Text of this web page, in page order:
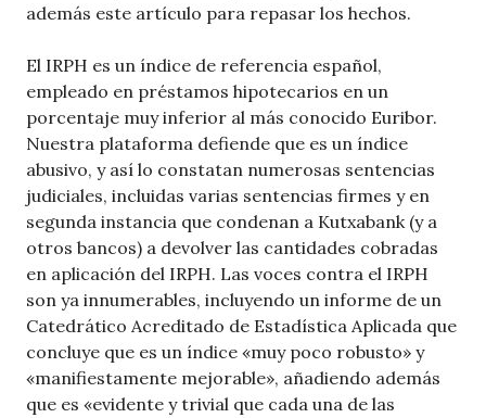
además este artículo para repasar los hechos.
El IRPH es un índice de referencia español,
empleado en préstamos hipotecarios en un
porcentaje muy inferior al más conocido Euribor.
Nuestra plataforma defiende que es un índice
abusivo, y así lo constatan numerosas sentencias
judiciales, incluidas varias sentencias firmes y en
segunda instancia que condenan a Kutxabank (y a
otros bancos) a devolver las cantidades cobradas
en aplicación del IRPH. Las voces contra el IRPH
son ya innumerables, incluyendo un informe de un
Catedrático Acreditado de Estadística Aplicada que
concluye que es un índice «muy poco robusto» y
«manifiestamente mejorable», añadiendo además
que es «evidente y trivial que cada una de las